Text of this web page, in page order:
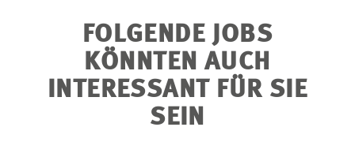
FOLGENDE JOBS
KÖNNTEN AUCH
INTERESSANT FÜR SIE
SEIN